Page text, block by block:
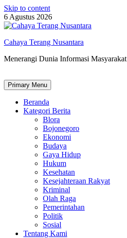
Skip to content
6 Agustus 2026
Cahaya Terang Nusantara
Menerangi Dunia Informasi Masyarakat
Primary Menu
Beranda
Kategori Berita
Blora
Bojonegoro
Ekonomi
Budaya
Gaya Hidup
Hukum
Kesehatan
Kesejahteraan Rakyat
Kriminal
Olah Raga
Pemerintahan
Politik
Sosial
Tentang Kami